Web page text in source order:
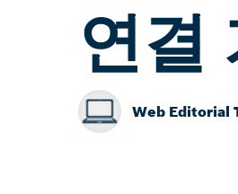
연결
Web Editorial